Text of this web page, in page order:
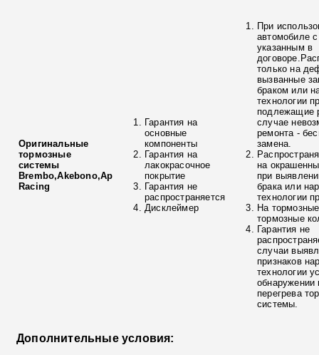
Оригинальные
тормозные
системы
Brembo,Akebono,Ap
Racing
Гарантия на
основные
компоненты
Гарантия на
лакокрасочное
покрытие
Гарантия не
распространяется
Дисклеймер
При
автомобиле
указанным в
только на
вызванные
браком или
технологии
подлежащие
случае
ремонта -
замена.
на
при
брака или
технологии
На
тормозные
Гарантия не
случаи
признаков
технологии
обнаружении
перегрева
системы.
Дополнительные условия: